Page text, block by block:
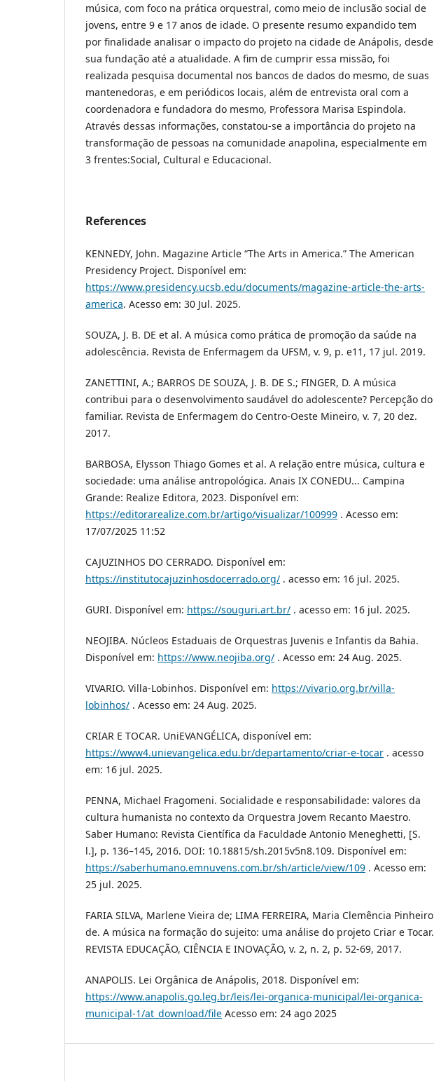
música, com foco na prática orquestral, como meio de inclusão social de
jovens, entre 9 e 17 anos de idade. O presente resumo expandido tem
por finalidade analisar o impacto do projeto na cidade de Anápolis, desde
sua fundação até a atualidade. A fim de cumprir essa missão, foi
realizada pesquisa documental nos bancos de dados do mesmo, de suas
mantenedoras, e em periódicos locais, além de entrevista oral com a
coordenadora e fundadora do mesmo, Professora Marisa Espindola.
Através dessas informações, constatou-se a importância do projeto na
transformação de pessoas na comunidade anapolina, especialmente em
3 frentes:Social, Cultural e Educacional.
References
KENNEDY, John. Magazine Article “The Arts in America.” The American
Presidency Project. Disponível em:
https://www.presidency.ucsb.edu/documents/magazine-article-the-arts-
america. Acesso em: 30 Jul. 2025.
SOUZA, J. B. DE et al. A música como prática de promoção da saúde na
adolescência. Revista de Enfermagem da UFSM, v. 9, p. e11, 17 jul. 2019.
ZANETTINI, A.; BARROS DE SOUZA, J. B. DE S.; FINGER, D. A música
contribui para o desenvolvimento saudável do adolescente? Percepção do
familiar. Revista de Enfermagem do Centro-Oeste Mineiro, v. 7, 20 dez.
2017.
BARBOSA, Elysson Thiago Gomes et al. A relação entre música, cultura e
sociedade: uma análise antropológica. Anais IX CONEDU... Campina
Grande: Realize Editora, 2023. Disponível em:
https://editorarealize.com.br/artigo/visualizar/100999 . Acesso em:
17/07/2025 11:52
CAJUZINHOS DO CERRADO. Disponível em:
https://institutocajuzinhosdocerrado.org/ . acesso em: 16 jul. 2025.
GURI. Disponível em: https://souguri.art.br/ . acesso em: 16 jul. 2025.
NEOJIBA. Núcleos Estaduais de Orquestras Juvenis e Infantis da Bahia.
Disponível em: https://www.neojiba.org/ . Acesso em: 24 Aug. 2025.
VIVARIO. Villa-Lobinhos. Disponível em: https://vivario.org.br/villa-
lobinhos/ . Acesso em: 24 Aug. 2025.
CRIAR E TOCAR. UniEVANGÉLICA, disponível em:
https://www4.unievangelica.edu.br/departamento/criar-e-tocar . acesso
em: 16 jul. 2025.
PENNA, Michael Fragomeni. Socialidade e responsabilidade: valores da
cultura humanista no contexto da Orquestra Jovem Recanto Maestro.
Saber Humano: Revista Científica da Faculdade Antonio Meneghetti, [S.
l.], p. 136–145, 2016. DOI: 10.18815/sh.2015v5n8.109. Disponível em:
https://saberhumano.emnuvens.com.br/sh/article/view/109 . Acesso em:
25 jul. 2025.
FARIA SILVA, Marlene Vieira de; LIMA FERREIRA, Maria Clemência Pinheiro
de. A música na formação do sujeito: uma análise do projeto Criar e Tocar.
REVISTA EDUCAÇÃO, CIÊNCIA E INOVAÇÃO, v. 2, n. 2, p. 52-69, 2017.
ANAPOLIS. Lei Orgânica de Anápolis, 2018. Disponível em:
https://www.anapolis.go.leg.br/leis/lei-organica-municipal/lei-organica-
municipal-1/at_download/file Acesso em: 24 ago 2025